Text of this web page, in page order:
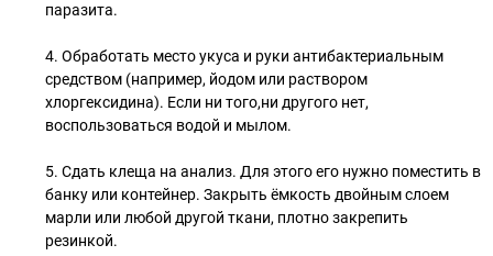
паразита.
4. Обработать место укуса и руки антибактериальным
средством (например, йодом или раствором
хлоргексидина). Если ни того,ни другого нет,
воспользоваться водой и мылом.
5. Сдать клеща на анализ. Для этого его нужно поместить в
банку или контейнер. Закрыть ёмкость двойным слоем
марли или любой другой ткани, плотно закрепить
резинкой.